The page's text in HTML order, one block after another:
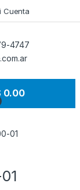
Cuenta
4747
0.00
01